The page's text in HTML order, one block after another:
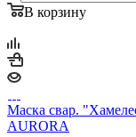
В корзину
Маска свар.
AURORA